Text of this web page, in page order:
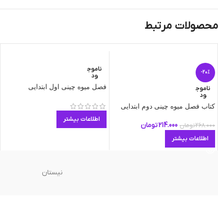
محصولات مرتبط
-20%
ناموج
ود
کتاب فصل میوه چینی دوم ابتدایی
268.000تومان 214.000تومان
اطلاعات بیشتر
ناموج
ود
فصل میوه چینی اول ابتدایی
اطلاعات بیشتر
نیستان